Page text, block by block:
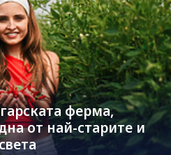
ферма,
от най-старите и